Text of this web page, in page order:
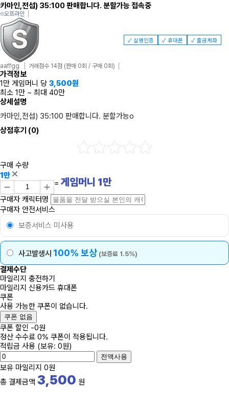
카마인,전섭) 35:100 판매합니다. 분할가능 접속중
오프라인
aaffgg 거래점수 14점 (판매 0회 / 구매 0회)
✓ 실명인증 ✓ 휴대폰 ✓ 출금계좌
가격정보
1만 게임머니 당 3,500원
최소 1만 ~ 최대 40만
상세설명
카마인,전섭) 35:100 판매합니다. 분할가능o
상점후기 (0)
구매 수량
1만
= 게임머니 1만
구매자 캐릭터명
구매자 안전서비스
보증서비스 미사용
사고발생시 100% 보상 (보증료 1.5%)
결제수단
마일리지 충전하기
마일리지 신용카드 휴대폰
쿠폰
사용 가능한 쿠폰이 없습니다.
쿠폰 없음
쿠폰 할인 -0원
정산 수수료 0% 쿠폰이 적용됩니다.
적립금 사용 (보유: 0원)
전액사용
보유 마일리지 0원
총 결제금액 3,500 원